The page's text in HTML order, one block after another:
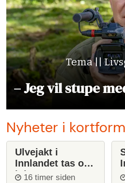
Tema ||
– Jeg vil stupe
Nyheter i
Ulvejakt i
Innlandet tas opp
igjen
16 timer siden